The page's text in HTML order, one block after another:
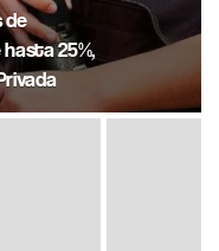
de
25%,